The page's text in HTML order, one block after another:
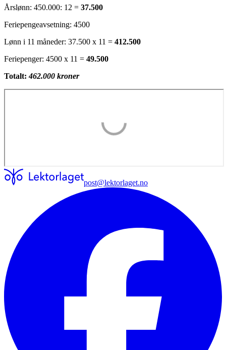
Årslønn: 450.000: 12 = 37.500
Feriepengeavsetning: 4500
Lønn i 11 måneder: 37.500 x 11 = 412.500
Feriepenger: 4500 x 11 = 49.500
Totalt:462.000 kroner
post@lektorlaget.no